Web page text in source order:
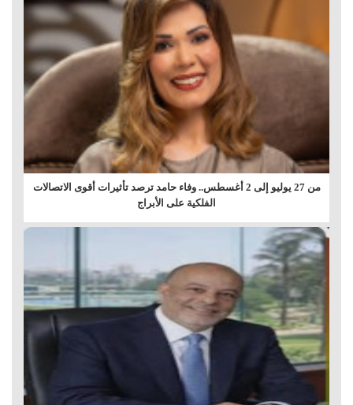
من 27 يوليو إلى 2 أغسطس.. وفاء حامد ترصد تأثيرات أقوى الاتصالات
الفلكية على الأبراج